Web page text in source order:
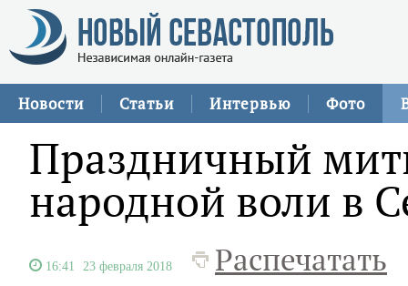
Новости Статьи Интервью Фото
Праздничный
народной воли в
16:41 23 февраля 2018 Распечатать